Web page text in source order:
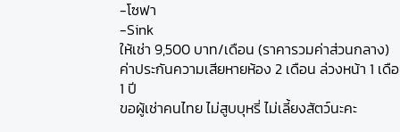
-โซฟา
-Sink
ให้เช่า 9,500 บาท/เดือน (ราคารวมค่าส่วนกลาง)
ค่าประกันความเสียหายห้อง 2 เดือน ล่วงหน้า 1
1 ปี
ขอผู้เช่าคนไทย ไม่สูบบุหรี่ ไม่เลี้ยงสัตว์นะคะ